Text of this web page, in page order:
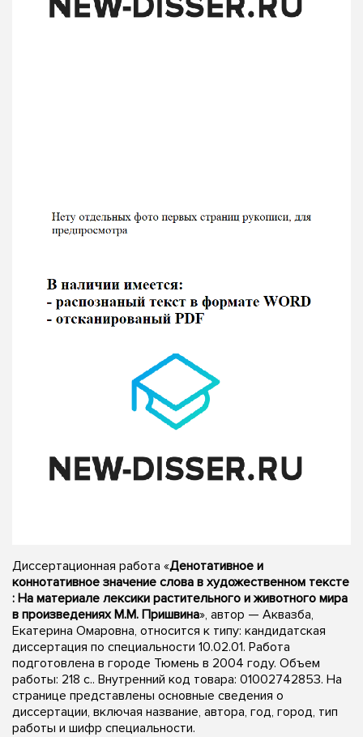
Диссертационная работа «Денотативное и
коннотативное значение слова в художественном тексте
: На материале лексики растительного и животного мира
в произведениях М.М. Пришвина», автор — Аквазба,
Екатерина Омаровна, относится к типу: кандидатская
диссертация по специальности 10.02.01. Работа
подготовлена в городе Тюмень в 2004 году. Объем
работы: 218 с.. Внутренний код товара: 01002742853. На
странице представлены основные сведения о
диссертации, включая название, автора, год, город, тип
работы и шифр специальности.